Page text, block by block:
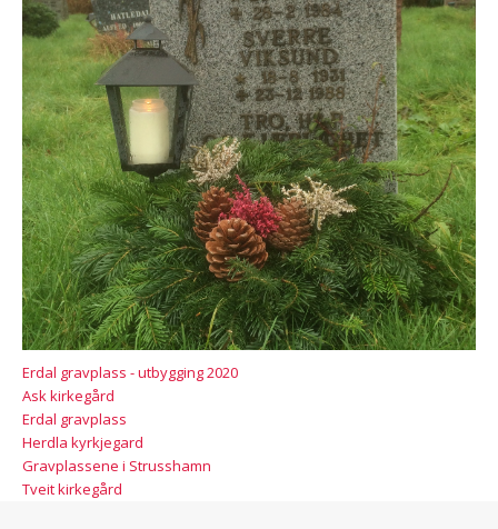
Erdal gravplass - utbygging 2020
Ask kirkegård
Erdal gravplass
Herdla kyrkjegard
Gravplassene i Strusshamn
Tveit kirkegård